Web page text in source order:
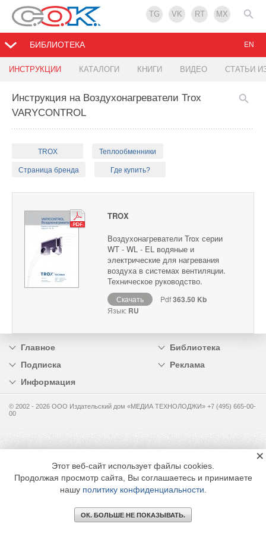
TG VK RT MX
БИБЛИОТЕКА
ИНСТРУКЦИИ КАТАЛОГИ КНИГИ ВИДЕО СТАТЬИ
EN
Инструкция на Воздухонагреватели Trox
VARYCONTROL
TROX Теплообменники
Страница бренда Где купить?
TROX
Воздухонагреватели Trox серии
WT - WL - EL водяные и
электрические для нагревания
воздуха в системах вентиляции.
Техническое руководство.
Скачать Pdf363.50 Kb
Язык: RU
Главное
Библиотека
Подписка
Реклама
Информация
© 2002 - 2026 OOO Издательский дом «МЕДИА ТЕХНОЛОДЖИ» +7 (495) 665-00-
00
Этот веб-сайт использует файлы cookies.
Продолжая просмотр сайта, Вы соглашаетесь и принимаете
нашу политику конфиденциальности
ОК. БОЛЬШЕ НЕ ПОКАЗЫВАТЬ.
×